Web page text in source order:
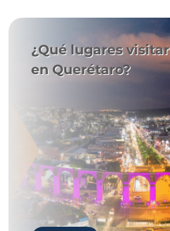
¿Qué lugares visitar
en Querétaro?